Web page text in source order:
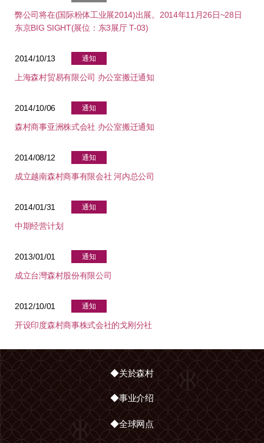
弊公司将在(国际粉体工业展2014)出展。2014年11月26日~28日
东京BIG SIGHT(展位：东3展厅 T-03)
2014/10/13 通知
上海森村贸易有限公司 办公室搬迁通知
2014/10/06 通知
森村商事亚洲株式会社 办公室搬迁通知
2014/08/12 通知
成立越南森村商事有限会社 河内总公司
2014/01/31 通知
中期经营计划
2013/01/01 通知
成立台灣森村股份有限公司
2012/10/01 通知
开设印度森村商事株式会社的戈刚分社
◆关於森村
◆事业介绍
◆全球网点